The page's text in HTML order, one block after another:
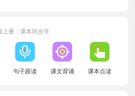
上册：课本同步学
句子跟读 课文背诵 课本点读
译林版一年级下册Unit 8单词
译林版二年级下册Unit 5单词
津译林版二年级上册Unit 1单词
译林版一年级下册Unit 1单词